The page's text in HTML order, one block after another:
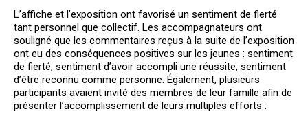
L’affiche et l’exposition ont favorisé un sentiment de fierté
tant personnel que collectif. Les accompagnateurs ont
souligné que les commentaires reçus à la suite de l’exposition
ont eu des conséquences positives sur les jeunes : sentiment
de fierté, sentiment d’avoir accompli une réussite, sentiment
d’être reconnu comme personne. Également, plusieurs
participants avaient invité des membres de leur famille afin de
présenter l’accomplissement de leurs multiples efforts :